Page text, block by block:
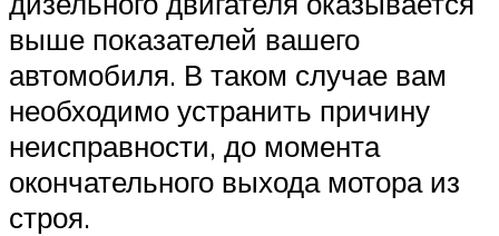
выше показателей вашего
автомобиля. В таком случае вам
необходимо устранить причину
неисправности, до момента
окончательного выхода мотора из
строя.